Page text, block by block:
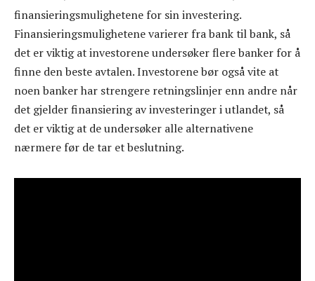
finansieringsmulighetene for sin investering.
Finansieringsmulighetene varierer fra bank til bank, så
det er viktig at investorene undersøker flere banker for å
finne den beste avtalen. Investorene bør også vite at
noen banker har strengere retningslinjer enn andre når
det gjelder finansiering av investeringer i utlandet, så
det er viktig at de undersøker alle alternativene
nærmere før de tar et beslutning.